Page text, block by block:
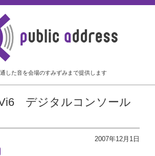
した音を会場のすみずみまで提供します
デジタルコンソール
2007年12月1日